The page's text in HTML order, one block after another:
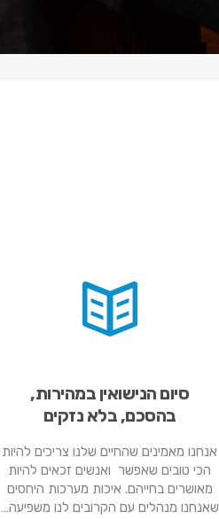
סיום הנישואין במהירות,
בהסכם, בלא נזקים
אנחנו מאמינים שהחיים שלנו צריכים להיות
הכי טובים שאפשר ואנשים זכאים להיות
מאושרים בחייהם. איכות מערכות היחסים
שאנחנו מנהלים עם הקרובים לנו משפיעה…